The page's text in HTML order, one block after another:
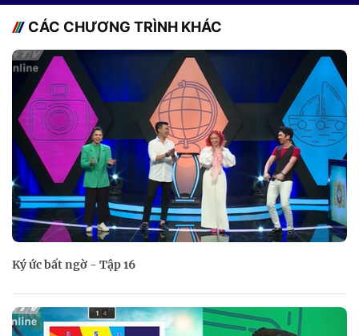
CÁC CHƯƠNG TRÌNH KHÁC
Ký ức bất ngờ - Tập 16